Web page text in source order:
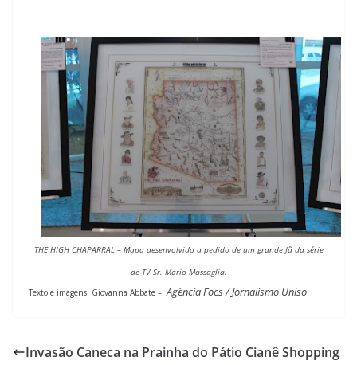
THE HIGH CHAPARRAL – Mapa desenvolvido a pedido de um grande fã da série
de TV Sr. Mario Massaglia.
Texto e imagens: Giovanna Abbate – Agência Focs / Jornalismo Uniso
Invasão Caneca na Prainha do Pátio Cianê Shopping